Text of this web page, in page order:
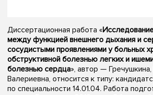
Диссертационная работа «
между функцией внешнего дыхания и
сосудистыми проявлениями у больных
обструктивной болезнью легких и
болезнью сердца», автор —
Валериевна, относится к типу:
по специальности 14.01.04. Работа